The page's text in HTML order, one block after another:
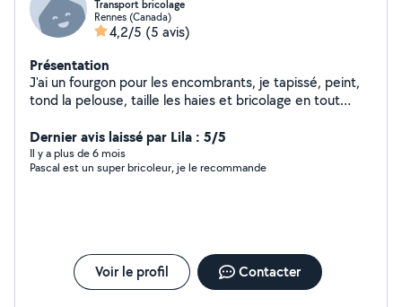
Transport bricolage
Rennes (Canada)
4,2/5 (5 avis)
Présentation
J'ai un fourgon pour les encombrants, je tapissé, peint,
tond la pelouse, taille les haies et bricolage en tout
Dernier avis laissé par Lila : 5/5
Il y a plus de 6 mois
Pascal est un super bricoleur, je le recommande
Voir le profil Contacter